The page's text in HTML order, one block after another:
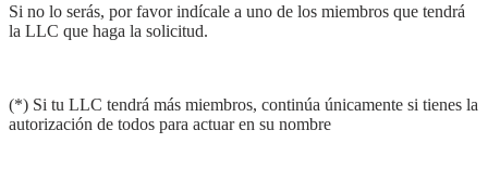
Si no lo serás, por favor indícale a uno de los miembros que tendrá
la LLC que haga la solicitud.
(*) Si tu LLC tendrá más miembros, continúa únicamente si tienes la
autorización de todos para actuar en su nombre